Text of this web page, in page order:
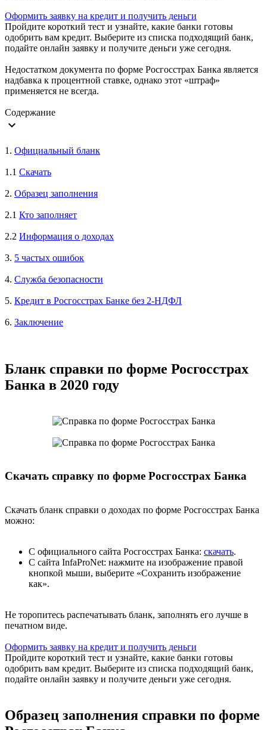
Оформить заявку на кредит и получить деньги
Пройдите короткий тест и узнайте, какие банки готовы
одобрить вам кредит. Выберите из списка подходящий банк,
подайте онлайн заявку и получите деньги уже сегодня.
Недостатком документа по форме Росгосстрах Банка является
надбавка к процентной ставке, однако этот «штраф»
применяется не всегда.
Содержание
expand_more
1. Официальный бланк
1.1 Скачать
2. Образец заполнения
2.1 Кто заполняет
2.2 Информация о доходах
3. 5 частых ошибок
4. Служба безопасности
5. Кредит в Росгосстрах Банке без 2-НДФЛ
6. Заключение
Бланк справки по форме Росгосстрах
Банка в 2020 году
Скачать справку по форме Росгосстрах Банка
Скачать бланк справки о доходах по форме Росгосстрах Банка
можно:
С официального сайта Росгосстрах Банка: скачать.
С сайта InfaProNet: нажмите на изображение правой
кнопкой мыши, выберите «Сохранить изображение
как».
Не торопитесь распечатывать бланк, заполнять его лучше в
печатном виде.
Оформить заявку на кредит и получить деньги
Пройдите короткий тест и узнайте, какие банки готовы
одобрить вам кредит. Выберите из списка подходящий банк,
подайте онлайн заявку и получите деньги уже сегодня.
Образец заполнения справки по форме